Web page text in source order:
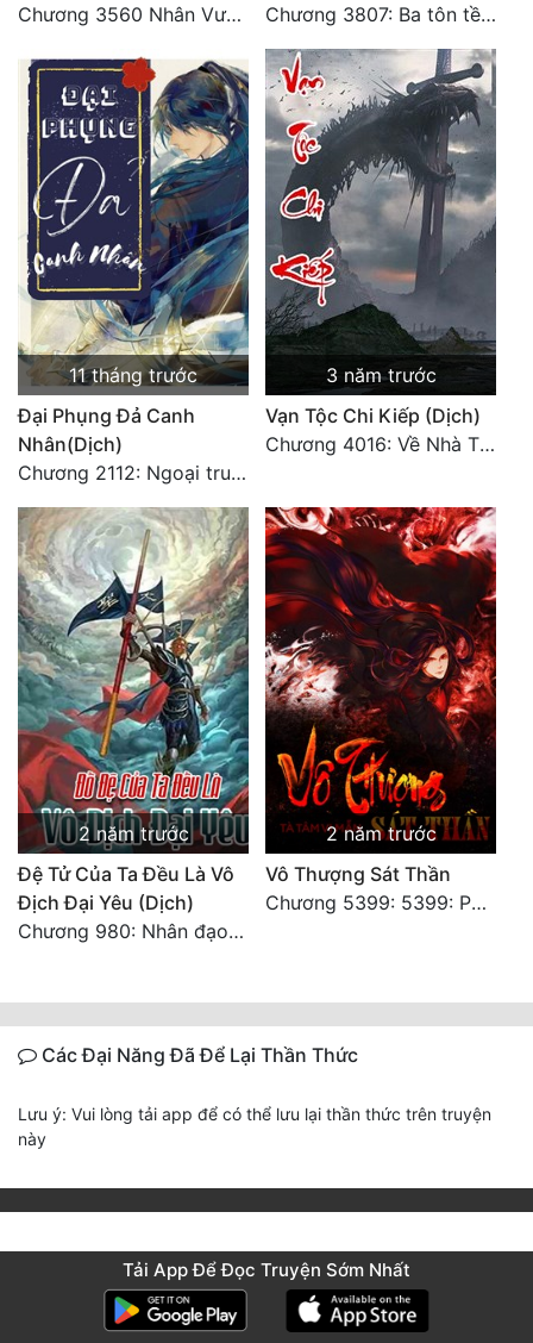
Chương 3560 Nhân Vương trở về - END
Chương 3807: Ba tôn tề công Thiên Đình (2)
11 tháng trước
Đại Phụng Đả Canh
Nhân(Dịch)
Chương 2112: Ngoại truyện 3 - Tiệc mừng công
3 năm trước
Vạn Tộc Chi Kiếp (Dịch)
Chương 4016: Về Nhà Thôi... (Đại Kết Cục)
2 năm trước
Đệ Tử Của Ta Đều Là Vô
Địch Đại Yêu (Dịch)
Chương 980: Nhân đạo thành Thánh (4). HẾT.
2 năm trước
Vô Thượng Sát Thần
Chương 5399: 5399: Phá giải
Các Đại Năng Đã Để Lại Thần Thức
Lưu ý: Vui lòng tải app để có thể lưu lại thần thức trên truyện
này
Tải App Để Đọc Truyện Sớm Nhất